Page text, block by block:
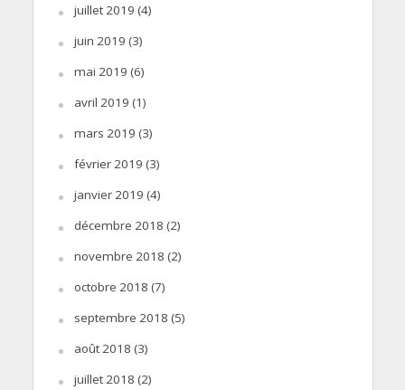
juillet 2019 (4)
juin 2019 (3)
mai 2019 (6)
avril 2019 (1)
mars 2019 (3)
février 2019 (3)
janvier 2019 (4)
décembre 2018 (2)
novembre 2018 (2)
octobre 2018 (7)
septembre 2018 (5)
août 2018 (3)
juillet 2018 (2)